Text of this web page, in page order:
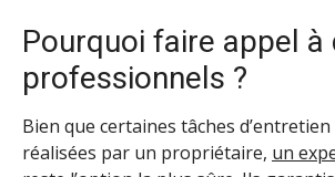
Pourquoi faire appel à
professionnels ?
Bien que certaines tâches
réalisées par un propriétaire, un